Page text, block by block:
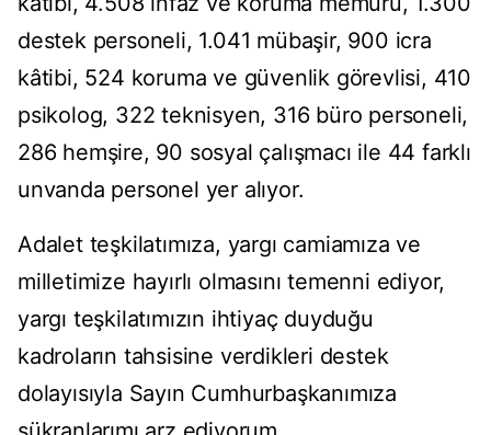
destek personeli, 1.041 mübaşir, 900 icra
kâtibi, 524 koruma ve güvenlik görevlisi, 410
psikolog, 322 teknisyen, 316 büro personeli,
286 hemşire, 90 sosyal çalışmacı ile 44 farklı
unvanda personel yer alıyor.
Adalet teşkilatımıza, yargı camiamıza ve
milletimize hayırlı olmasını temenni ediyor,
yargı teşkilatımızın ihtiyaç duyduğu
kadroların tahsisine verdikleri destek
dolayısıyla Sayın Cumhurbaşkanımıza